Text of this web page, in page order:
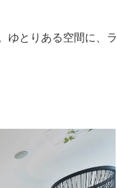
ゆとりある空間に、ラ